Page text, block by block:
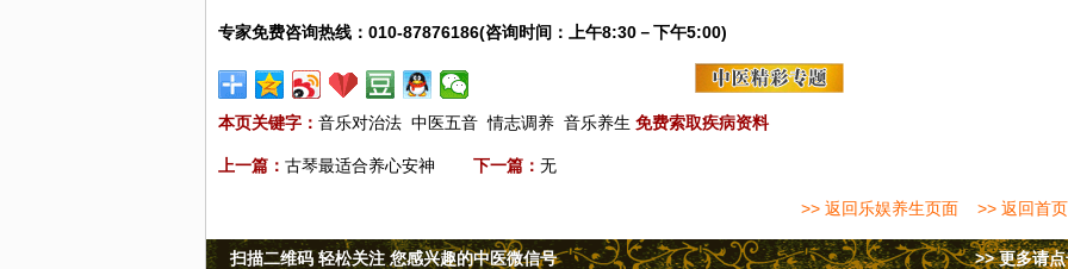
专家免费咨询热线：010-87876186(咨询时间：上午8:30－下午5:00)
本页关键字： 音乐对治法 中医五音 情志调养 音乐养生 免费索取疾病资料
上一篇： 古琴最适合养心安神 下一篇： 无
>> 返回乐娱养生页面 >> 返回首页
>> 更多请
扫描二维码 轻松关注 您感兴趣的中医微信号